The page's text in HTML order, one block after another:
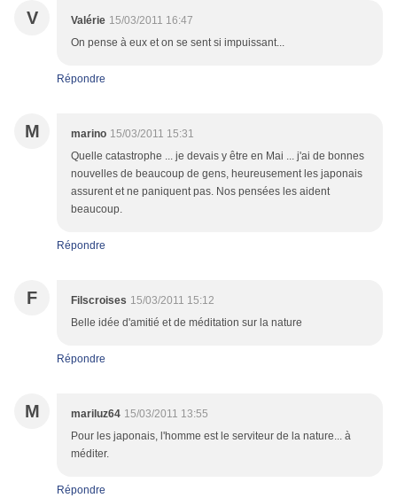
V Valérie 15/03/2011 16:47
On pense à eux et on se sent si impuissant...
Répondre
M marino 15/03/2011 15:31
Quelle catastrophe ... je devais y être en Mai ... j'ai de bonnes
nouvelles de beaucoup de gens, heureusement les japonais
assurent et ne paniquent pas. Nos pensées les aident
beaucoup.
Répondre
F Filscroises 15/03/2011 15:12
Belle idée d'amitié et de méditation sur la nature
Répondre
M mariluz64 15/03/2011 13:55
Pour les japonais, l'homme est le serviteur de la nature... à
méditer.
Répondre